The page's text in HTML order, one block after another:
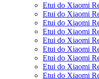
Etui do Xiaomi
Etui do Xiaomi
Etui do Xiaomi
Etui do Xiaomi
Etui do Xiaomi
Etui do Xiaomi
Etui do Xiaomi
Etui do Xiaomi
Etui do Xiaomi